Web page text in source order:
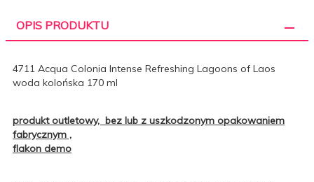
OPIS PRODUKTU
4711 Acqua Colonia Intense Refreshing Lagoons of Laos
woda kolońska 170 ml
produkt outletowy, bez lub z uszkodzonym opakowaniem
fabrycznym ,
flakon demo